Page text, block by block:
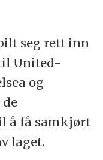
seg rett inn
United-
og
å få samkjørt
laget.